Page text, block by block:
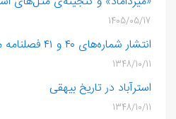
1405/05/17
انتشار شماره‌های ۴۰ و ۴۱ فصلنامه مطالعات فرهنگی میرداماد
1348/10/11
استرآباد در تاریخ بیهقی
1348/10/11